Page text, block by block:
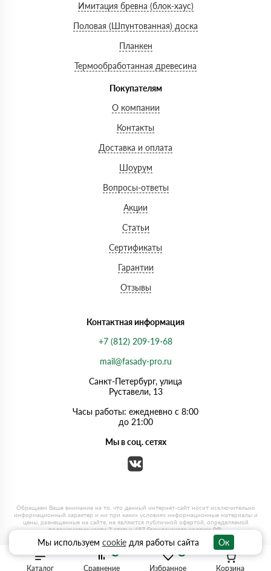
Каталог Избранное
Сравнение Корзина
Имитация бревна (блок-хаус)
Половая (Шпунтованная) доска
Планкен
Термообработанная древесина
Покупателям
О компании
Контакты
Доставка и оплата
Шоурум
Вопросы-ответы
Акции
Статьи
Сертификаты
Гарантии
Отзывы
Контактная информация
+7 (812) 209-19-68
mail@fasady-pro.ru
Санкт-Петербург, улица
Руставели, 13
Часы работы: ежедневно с 8:00
до 21:00
Мы в соц. сетях
Мы используем cookieдля работы сайта Ок